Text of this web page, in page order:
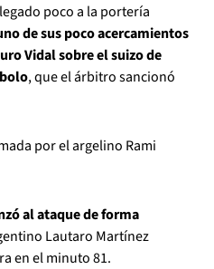
poco a la portería
de sus poco acercamientos
Vidal sobre el suizo de
, que el árbitro sancionó
por el argelino Rami
al ataque de forma
Lautaro Martínez
en el minuto 81.